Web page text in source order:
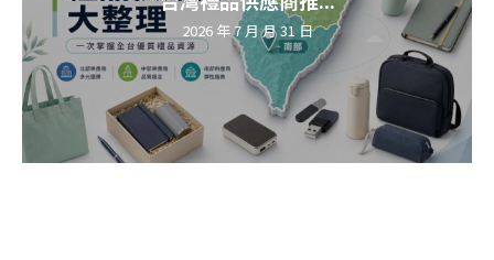
2026 年 7 月 月 31 日